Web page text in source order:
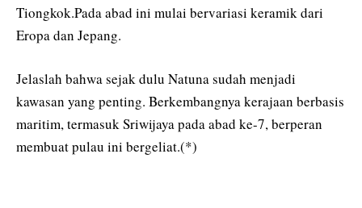
Tiongkok.Pada abad ini mulai bervariasi keramik dari
Eropa dan Jepang.
Jelaslah bahwa sejak dulu Natuna sudah menjadi
kawasan yang penting. Berkembangnya kerajaan berbasis
maritim, termasuk Sriwijaya pada abad ke-7, berperan
membuat pulau ini bergeliat.(*)